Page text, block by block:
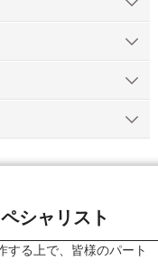
シャリスト
する上で、皆様のパート